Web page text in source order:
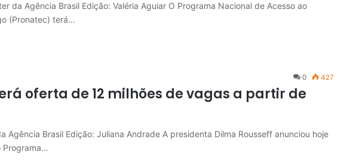
da Agência Brasil Edição: Valéria Aguiar O Programa Nacional de Acesso ao
(Pronatec) terá…
0 427
oferta de 12 milhões de vagas a partir de
Agência Brasil Edição: Juliana Andrade A presidenta Dilma Rousseff anunciou hoje
Programa…